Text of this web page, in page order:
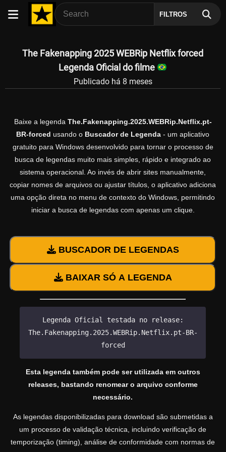
FILTROS
The Fakenapping 2025 WEBRip Netflix forced
Legenda Oficial do filme
Publicado há 8 meses
Baixe a legenda The.Fakenapping.2025.WEBRip.Netflix.pt-
BR-forced usando o Buscador de Legenda - um aplicativo
gratuito para Windows desenvolvido para tornar o processo de
busca de legendas muito mais simples, rápido e integrado ao
sistema operacional. Ao invés de abrir sites manualmente,
copiar nomes de arquivos ou ajustar títulos, o aplicativo adiciona
uma opção direta no menu de contexto do Windows, permitindo
iniciar a busca de legendas com apenas um clique.
BUSCADOR DE LEGENDAS
BAIXAR SÓ A LEGENDA
Legenda Oficial testada no release:
The.Fakenapping.2025.WEBRip.Netflix.pt-BR-
forced
Esta legenda também pode ser utilizada em outros
releases, bastando renomear o arquivo conforme
necessário.
As legendas disponibilizadas para download são submetidas a
um processo de validação técnica, incluindo verificação de
temporização (timing), análise de conformidade com normas de